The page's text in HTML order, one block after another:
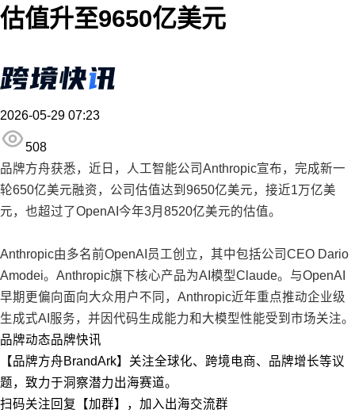
估值升至9650亿美元
2026-05-29 07:23
508
品牌方舟获悉，近日，人工智能公司Anthropic宣布，完成新一
轮650亿美元融资，公司估值达到9650亿美元，接近1万亿美
元，也超过了OpenAI今年3月8520亿美元的估值。
Anthropic由多名前OpenAI员工创立，其中包括公司CEO Dario
Amodei。Anthropic旗下核心产品为AI模型Claude。与OpenAI
早期更偏向面向大众用户不同，Anthropic近年重点推动企业级
生成式AI服务，并因代码生成能力和大模型性能受到市场关注。
品牌动态品牌快讯
【品牌方舟BrandArk】关注全球化、跨境电商、品牌增长等议
题，致力于洞察潜力出海赛道。
扫码关注回复【加群】，加入出海交流群